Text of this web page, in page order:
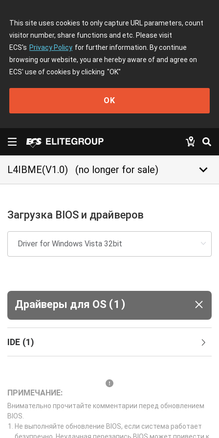
This site uses cookies to only capture URL parameters, count
visitor number, share functions and etc. Please visit
ECS's Privacy Policy for further information. By continue
browsing our website, you are hereby aware of and agree on
ECS' use of cookies by clicking "OK"
OK
L4IBME(V1.0) (no longer for sale) keyboard_arrow_down
Загрузка BIOS и драйверов
Драйверы для ОS (1 )
IDE (1)
ПРИМЕЧАНИЕ:
Внимательно прочитайте комментарии перед обновлением
BIOS.
Не выполняйте обновление BIOS, если система работает